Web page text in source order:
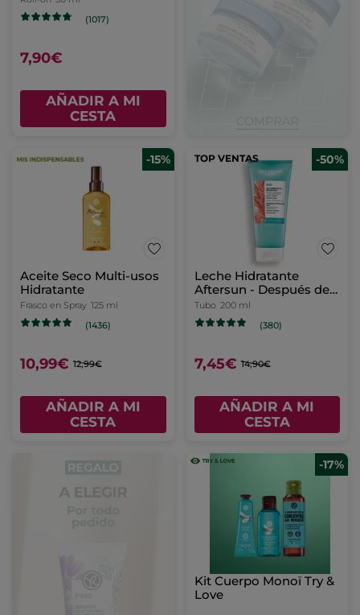
(1017)
7,90€
AÑADIR A MI
CESTA
-15%
Aceite Seco Multi-usos
Hidratante
Frasco en Spray 125 ml
(1436)
10,99€ 12,99€
AÑADIR A MI
CESTA
TOP VENTAS -50%
Leche Hidratante
Aftersun - Después del
Sol
Tubo 200 ml
(380)
7,45€ 14,90€
AÑADIR A MI
CESTA
-17%
Kit Cuerpo Monoï Try &
Love